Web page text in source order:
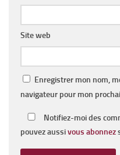
Site web
Enregistrer mon nom,
navigateur pour mon
Notifiez-moi des
pouvez aussivous abonnez